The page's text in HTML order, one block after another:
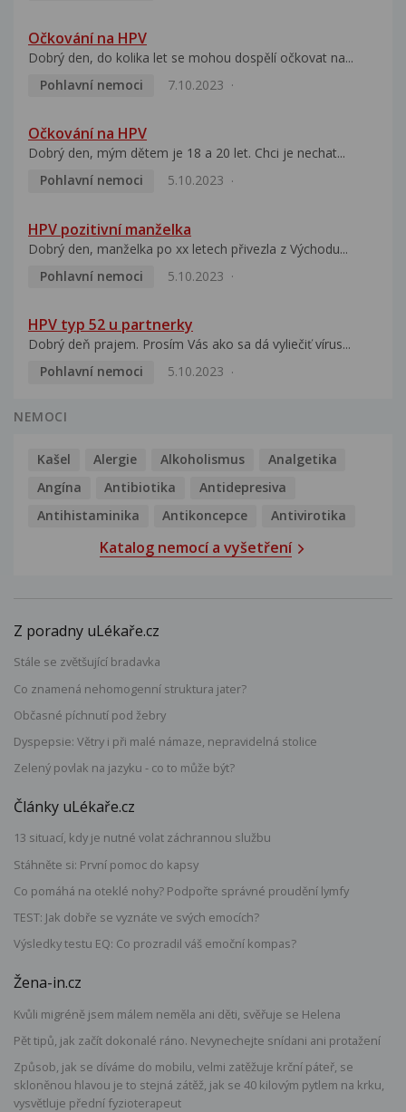
Očkování na HPV
Dobrý den, do kolika let se mohou dospělí očkovat na...
Pohlavní nemoci
7.10.2023
Očkování na HPV
Dobrý den, mým dětem je 18 a 20 let. Chci je nechat...
Pohlavní nemoci
5.10.2023
HPV pozitivní manželka
Dobrý den, manželka po xx letech přivezla z Východu...
Pohlavní nemoci
5.10.2023
HPV typ 52 u partnerky
Dobrý deň prajem. Prosím Vás ako sa dá vyliečiť vírus...
Pohlavní nemoci
5.10.2023
NEMOCI
Kašel Alergie Alkoholismus
Analgetika
Angína
Antibiotika
Antidepresiva
Antihistaminika
Antikoncepce Antivirotika
Katalog nemocí a vyšetření
Z poradny uLékaře.cz
Stále se zvětšující bradavka
Co znamená nehomogenní struktura jater?
Občasné píchnutí pod žebry
Dyspepsie: Větry i při malé námaze, nepravidelná stolice
Zelený povlak na jazyku - co to může být?
Články uLékaře.cz
13 situací, kdy je nutné volat záchrannou službu
Stáhněte si: První pomoc do kapsy
Co pomáhá na oteklé nohy? Podpořte správné proudění lymfy
TEST: Jak dobře se vyznáte ve svých emocích?
Výsledky testu EQ: Co prozradil váš emoční kompas?
Žena-in.cz
Kvůli migréně jsem málem neměla ani děti, svěřuje se Helena
Pět tipů, jak začít dokonalé ráno. Nevynechejte snídani ani protažení
Způsob, jak se díváme do mobilu, velmi zatěžuje krční páteř, se
skloněnou hlavou je to stejná zátěž, jak se 40 kilovým pytlem na krku,
vysvětluje přední fyzioterapeut